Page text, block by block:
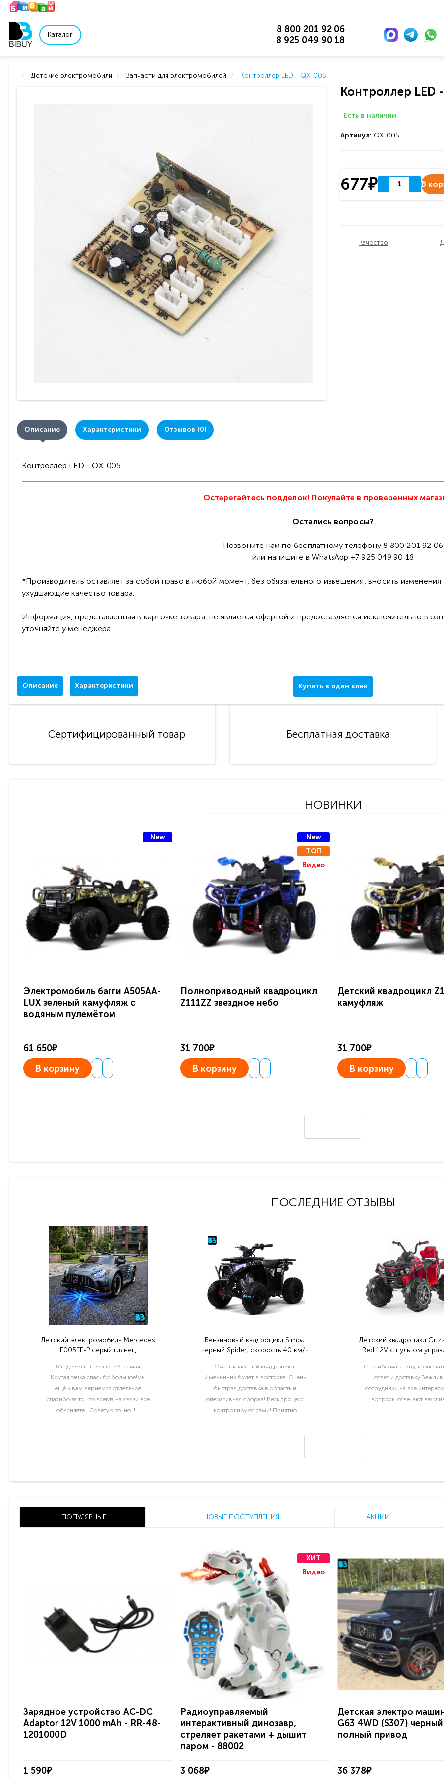
Каталог
8 800 201 92 06
8 925 049 90 18
Детские электромобили Запчасти для электромобилей Контроллер LED - QX-005
Контроллер LED
Есть в наличии
Артикул: QX-005
677₽ В
Качество
Описание Характеристики Отзывов (0)
Контроллер LED - QX-005
Остерегайтесь подделок! Покупайте в проверенных
Остались вопросы?
Позвоните нам по бесплатному телефону 8 800 201 92 06
или напишите в WhatsApp +7 925 049 90 18
*Производитель оставляет за собой право в любой момент, без обязательного извещения, вносить
ухудшающие качество товара.
Информация, представленная в карточке товара, не является офертой и предоставляется исключительно в
уточняйте у менеджера.
Описание Характеристики Купить в один клик
Сертифицированный товар Бесплатная доставка
НОВИНКИ
New
Электромобиль багги A505AA-
LUX зеленый камуфляж с
водяным пулемётом
61 650₽
В корзину
New
ТОП
Видео
Полноприводный квадроцикл
Z111ZZ звездное небо
31 700₽
В корзину
Детский квадроцикл
камуфляж
31 700₽
В корзину
ПОСЛЕДНИЕ ОТЗЫВЫ
Детский электромобиль Mercedes
E005EE-P серый глянец
Мы довольны машиной !самая
Крутая тачка спасибо большое!мы
ещё к вам вернемся отдельное
спасибо за то что всегда на связи все
обясняете ! Советую точно !!!..
Бензиновый квадроцикл Simba
черный Spider, скорость 40 км/ч
Очень классный квадроцикл!
Именинник будет в восторге! Очень
быстрая доставка в область и
оперативная сборка! Весь процесс
контролируют сами! Приятно
Детский квадроцикл
Red 12V с пультом
Спасибо магазину,за
ответ и
сотрудники,на все
вопросы отвечают
ПОПУЛЯРНЫЕ НОВЫЕ ПОСТУПЛЕНИЯ АКЦИИ
Зарядное устройство AC-DC
Adaptor 12V 1000 mAh - RR-48-
1201000D
1 590₽
ХИТ
Видео
Радиоуправляемый
интерактивный динозавр,
стреляет ракетами + дышит
паром - 88002
3 068₽
Детская электро
G63 4WD (S307)
полный привод
36 378₽